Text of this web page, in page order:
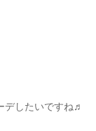
デしたいですね♬